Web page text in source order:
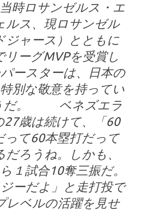
時ロサンゼルス・エ
ルス、現ロサンゼル
ジャース）とともに
リーグMVPを受賞し
ースターは、日本の
別な敬意を持ってい
だ。 ベネズエラ
27歳は続けて、「60
って60本塁打だって
だろうね。しかも、
１試合10奪三振だ。
ーだよ」と走打投で
レベルの活躍を見せ